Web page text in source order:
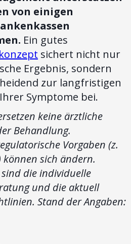
von einigen
Ein gutes
sichert nicht nur
Ergebnis, sondern
zur langfristigen
Symptome bei.
keine ärztliche
Behandlung.
Vorgaben (z.
können sich ändern.
die individuelle
und die aktuell
Stand der Angaben: